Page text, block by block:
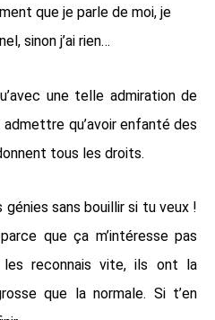
que je parle de moi, je
sinon j’ai rien…
une telle admiration de
qu’avoir enfanté des
tous les droits.
génies sans bouillir si tu veux !
que ça m’intéresse pas
reconnais vite, ils ont la
que la normale. Si t’en